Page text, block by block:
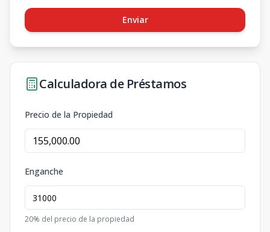
Enviar
Calculadora de Préstamos
Precio de la Propiedad
Enganche
20% del precio de la propiedad